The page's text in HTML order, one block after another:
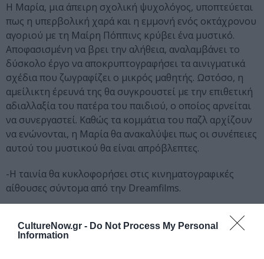
CultureNow.gr - Do Not Process My Personal
Information
Η Μαρία, μια άπειρη σχολική ψυχολόγος, υποπτεύεται
πως η υπερβολική χαρά και η εμμονή ενός οκτάχρονου
αγοριού με τη Μαίρη Πόππινς κρύβει ένα μυστικό.
Αποφασισμένη να βρει την αλήθεια, αναλαμβάνει το
δύσκολο έργο να αποκρυπτογραφήσει τα αινιγματικά
σχέδια που ζωγραφίζει ο μικρός μαθητής. Ωστόσο, η
αμείλικτη έρευνά της θα συγκρουστεί με την επιθετική
αδιαλλαξία του πατέρα του παιδιού, ο οποίος αρνείται
να συνεργαστεί. Καθώς τα κομμάτια του παζλ αρχίζουν
να ενώνονται, η Μαρία θα ανακαλύψει πως οι συνέπειες
αυτού του μυστικού θα είναι απρόβλεπτες.
-Η ταινία θα κυκλοφορήσει στις κινηματογραφικές
αίθουσες σύντομα από την Dreamfilms.
ΜΑΚΡΙΑ (Muy Lejos / Molt Lluny) του Gerard Oms
(Ισπανία-Ολλανδία, 2025, 100′)